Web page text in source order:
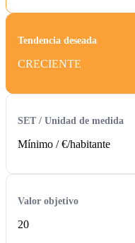
Tendencia deseada
CRECIENTE
SET / Unidad de medida
Mínimo /€/habitante
Valor objetivo
20